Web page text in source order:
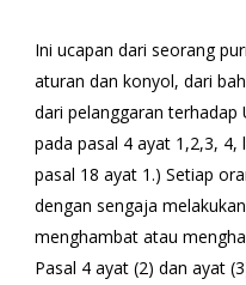
Ini ucapan dari seorang
aturan dan konyol, dari
dari pelanggaran terhadap
pada pasal 4 ayat 1,2,3,
pasal 18 ayat 1.) Setiap
dengan sengaja
menghambat atau
Pasal 4 ayat (2) dan ayat